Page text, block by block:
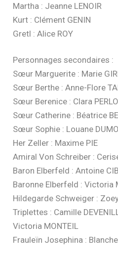
Martha : Jeanne LENOIR
Kurt : Clément GENIN
Gretl : Alice ROY
Personnages secondaires :
Sœur Marguerite : Marie
Sœur Berthe : Anne-Flore
Sœur Berenice : Clara
Sœur Catherine : Béatrice
Sœur Sophie : Louane
Her Zeller : Maxime PIE
Amiral Von Schreiber :
Baron Elberfeld : Antoine
Baronne Elberfeld : Victoria
Hildegarde Schweiger :
Triplettes : Camille
Victoria MONTEIL
Frauleïn Josephina : Blanche